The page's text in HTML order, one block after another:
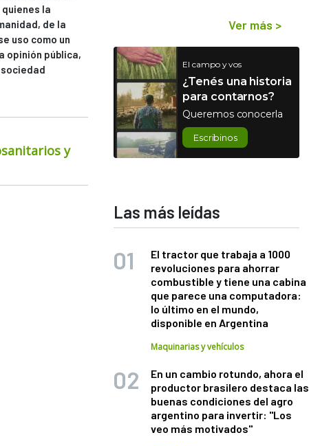
la
de la
uso como un
opinión pública,
y
Ver más >
El campo y vos
¿Tenés una historia
para contarnos?
Queremos conocerla
Escribinos
Las más leídas
El tractor que trabaja a 1000
revoluciones para ahorrar
combustible y tiene una cabina
que parece una computadora:
lo último en el mundo,
disponible en Argentina
Maquinarias y vehículos
En un cambio rotundo, ahora el
productor brasilero destaca las
buenas condiciones del agro
argentino para invertir: "Los
veo más motivados"